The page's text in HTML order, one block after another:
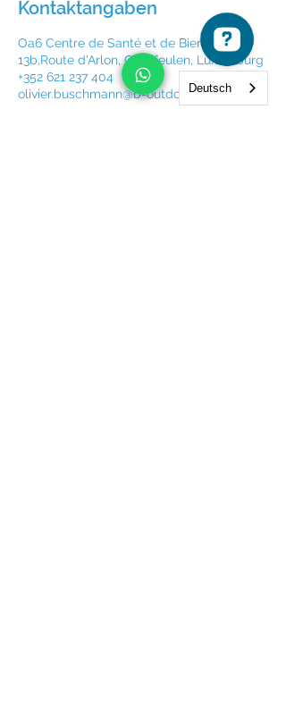
Kontaktangaben
Oa6 Centre de Santé et de Bien-Etre,
13b,Route d'Arlon, Oberfeulen, Luxemburg
+352 621 237 404
olivier.buschmann@b-outdoor.luDeutsch